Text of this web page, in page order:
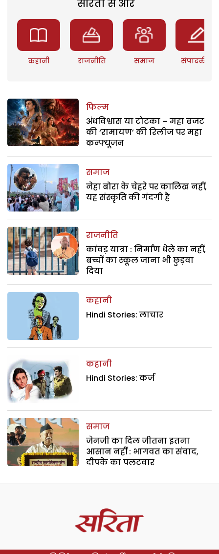
सरिता से और
कहानी राजनीति समाज संपादकीय
फिल्म
अंधविश्वास या टोटका – महा बजट
की ‘रामायण’ की रिलीज पर महा
कन्फ्यूजन
समाज
नेहा बोरा के चेहरे पर कालिख नहीं,
यह संस्कृति की गंदगी है
राजनीति
कांवड़ यात्रा : निर्माण धेले का नहीं,
बच्चों का स्कूल जाना भी छुड़वा
दिया
कहानी
Hindi Stories: लाचार
कहानी
Hindi Stories: कर्ज
समाज
जेनजी का दिल जीतना इतना
आसान नहीं : भागवत का संवाद,
दीपके का पलटवार